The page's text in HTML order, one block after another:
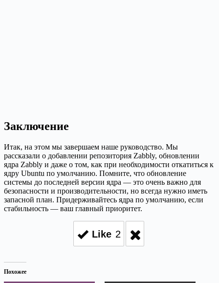
Заключение
Итак, на этом мы завершаем наше руководство. Мы
рассказали о добавлении репозитория Zabbly, обновлении
ядра Zabbly и даже о том, как при необходимости откатиться к
ядру Ubuntu по умолчанию. Помните, что обновление
системы до последней версии ядра — это очень важно для
безопасности и производительности, но всегда нужно иметь
запасной план. Придерживайтесь ядра по умолчанию, если
стабильность — ваш главный приоритет.
Like 2
Похожее